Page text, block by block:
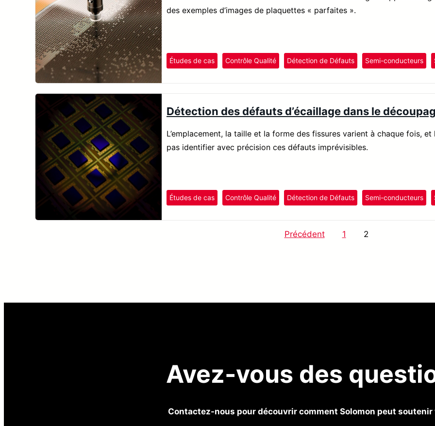
des exemples d’images de plaquettes « parfaites ».
Études de cas Contrôle Qualité Détection de Défauts Semi-conducteurs
Détection des défauts d’écaillage dans le
L’emplacement, la taille et la forme des fissures varient à chaque fois,
pas identifier avec précision ces défauts imprévisibles.
Études de cas Contrôle Qualité Détection de Défauts Semi-conducteurs
Précédent 1 2
Avez-vous des
Contactez-nous pour découvrir comment Solomon peut soutenir